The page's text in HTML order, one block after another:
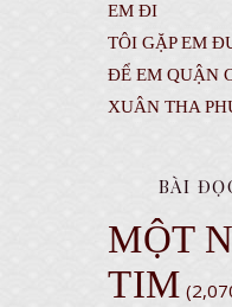
EM ĐI
TÔI GẶP EM
ĐỂ EM QUẬN
XUÂN THA
BÀI
MỘT
TIM